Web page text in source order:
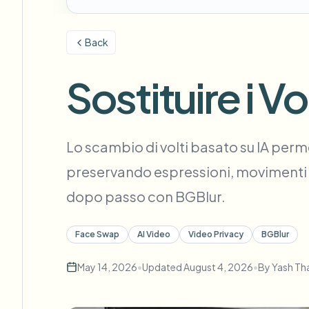
FOIA, divulgazione sicura e oscuramento
PRONTO PER IL VOLUME
Back
Sostituire i
Lo scambio di volti basato su IA
preservando espressioni,
dopo passo con BGBlur.
Face Swap AI Video Video Privacy BGBlur
May 14, 2026•UpdatedAugust 4, 2026•ByYash